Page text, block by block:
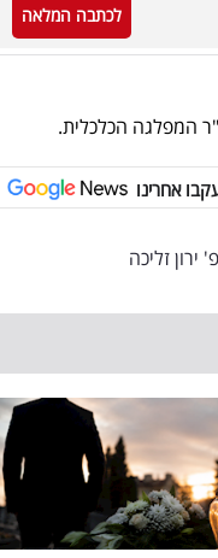
לכתבה המלאה
המפלגה הכלכלית.
אחרינו
ירון זליכה